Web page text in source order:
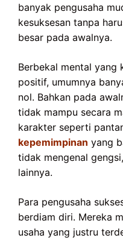
banyak pengusaha
kesuksesan tanpa
besar pada awalnya.
Berbekal mental yang
positif, umumnya
nol. Bahkan pada
tidak mampu secara
karakter seperti
kepemimpinan yang
tidak mengenal
lainnya.
Para pengusaha
berdiam diri. Mereka
usaha yang justru